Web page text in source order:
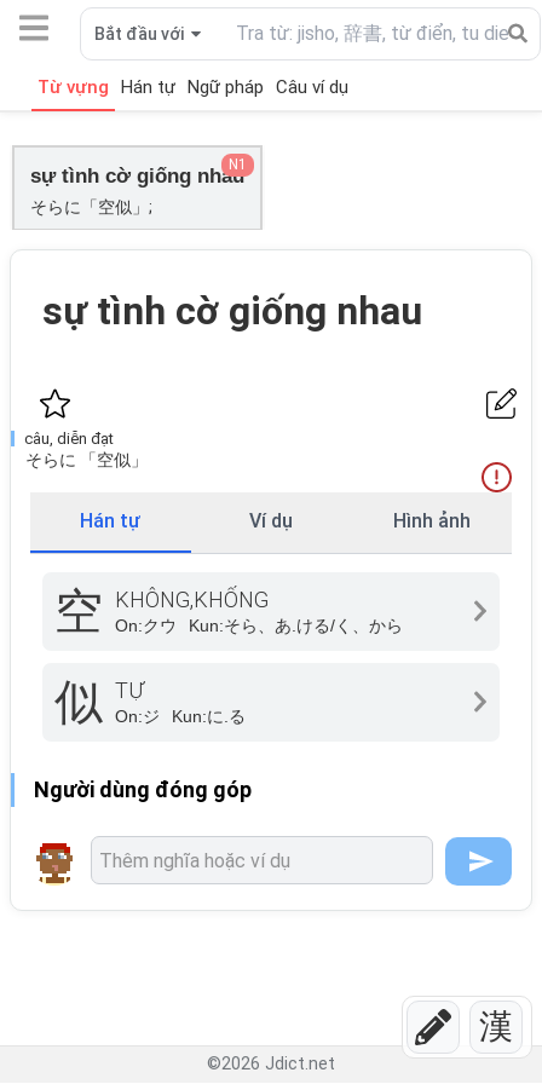
漢
Bắt đầu với
Từ vựng Hán tự Ngữ pháp Câu ví dụ
sự tình cờ giống nhau
そらに「空似」;
N1
sự tình cờ giống nhau
câu, diễn đạt
そらに 「空似」
Hán tự Ví dụ Hình ảnh
空 KHÔNG,KHỐNG
On:クウ Kun:そら、あ.ける/く、から
似 TỰ
On:ジ Kun:に.る
Người dùng đóng góp
©2026 Jdict.net